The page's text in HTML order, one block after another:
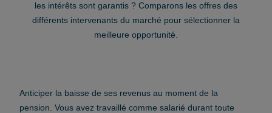
les intérêts sont garantis ? Comparons les offres des
différents intervenants du marché pour sélectionner la
meilleure opportunité.
Anticiper la baisse de ses revenus au moment de la
pension. Vous avez travaillé comme salarié durant toute